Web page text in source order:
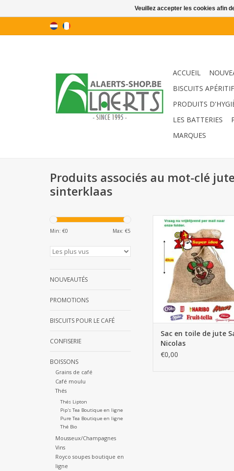
ACCUEIL
BISCUITS
PRODUITS
LES BATTERIES
MARQUES
Produits associés au mot-clé
sinterklaas
Min: €0 Max: €5
NOUVEAUTÉS
PROMOTIONS
BISCUITS POUR LE CAFÉ
CONFISERIE
BOISSONS
Grains de café
Café moulu
Thés
Thés Lipton
Pip's Tea Boutique en ligne
Pure Tea Boutique en ligne
Thé Bio
Mousseux/Champagnes
Vins
Royco soupes boutique en
ligne
Sac en toile de jute Saint
AJOUTER AU PANIER
Sac en toile de jute
Nicolas
€0,00
Veuillez accepter les cookies afin